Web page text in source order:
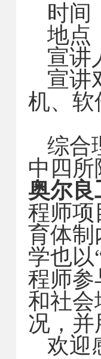
时间
地点
宣讲
宣讲
机、软
综合
中四
奥尔良
程师项
育体制
学也以
程师参
和社会
况，并
欢迎